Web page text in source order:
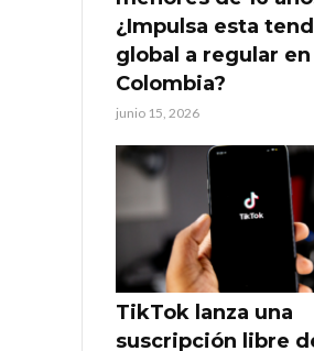
¿Impulsa esta
global a regular en
Colombia?
junio 15, 2026
TikTok lanza una
suscripción libre